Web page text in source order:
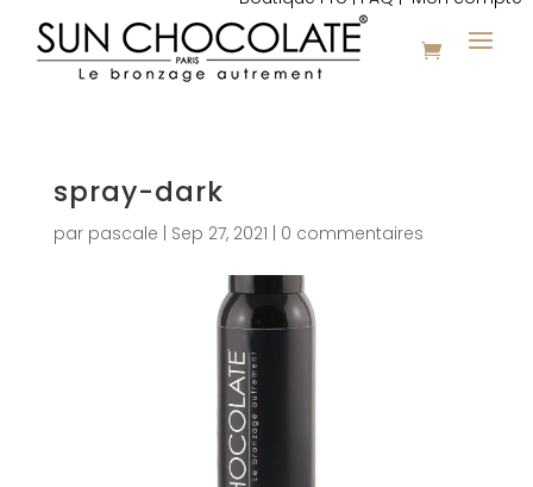
spray-dark
par pascale Sep 27, 2021 0 commentaires